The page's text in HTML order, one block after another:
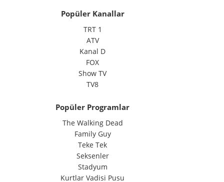
Popüler Kanallar
TRT 1
ATV
Kanal D
FOX
Show TV
TV8
Popüler Programlar
The Walking Dead
Family Guy
Teke Tek
Seksenler
Stadyum
Kurtlar Vadisi Pusu